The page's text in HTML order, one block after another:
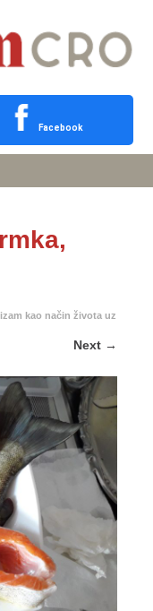
Facebook
kao način života uz
Next →